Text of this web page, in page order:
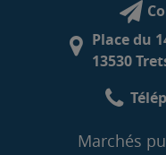
Place du
13530
Marchés